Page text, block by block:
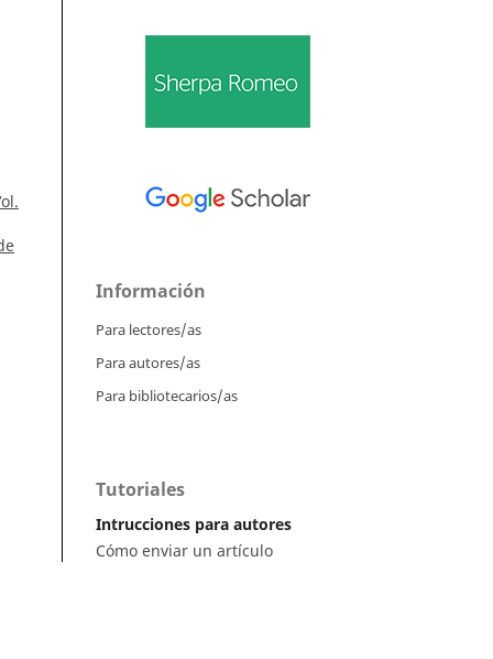
Información
Para lectores/as
Para autores/as
Para bibliotecarios/as
Tutoriales
Intrucciones para autores
Cómo enviar un artículo